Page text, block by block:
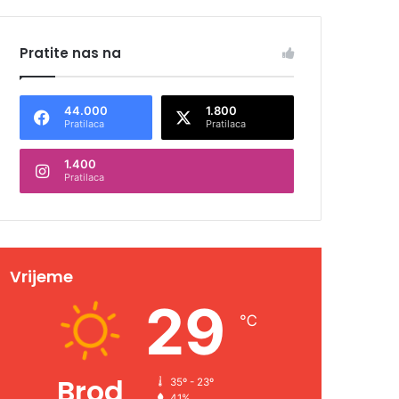
Pratite nas na
44.000
Pratilaca
1.800
Pratilaca
1.400
Pratilaca
Vrijeme
29 ℃
35º - 23º